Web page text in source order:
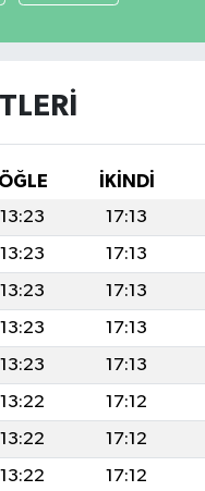
ÖĞLE İKINDI
13:23 17:13
13:23 17:13
13:23 17:13
13:23 17:13
13:23 17:13
13:22 17:12
13:22 17:12
13:22 17:12